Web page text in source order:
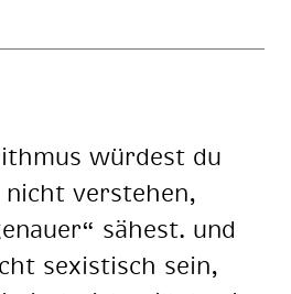
wür­dest du
ver­ste­hen,
sä­hest. und
se­xis­tisch sein,